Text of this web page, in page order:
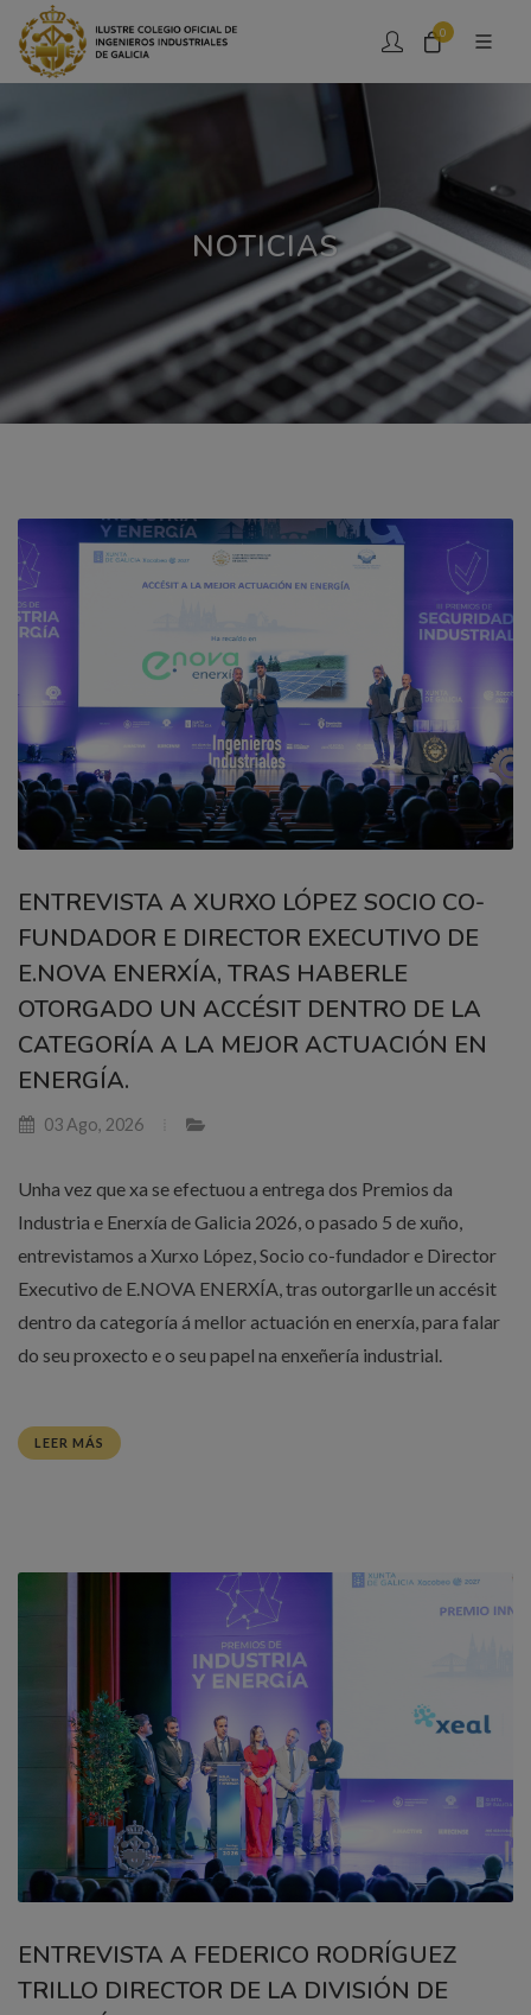
0
NOTICIAS
ENTREVISTA A XURXO LÓPEZ SOCIO CO-
FUNDADOR E DIRECTOR EXECUTIVO DE
E.NOVA ENERXÍA, TRAS HABERLE
OTORGADO UN ACCÉSIT DENTRO DE LA
CATEGORÍA A LA MEJOR ACTUACIÓN EN
ENERGÍA.
03 Ago, 2026
Unha vez que xa se efectuou a entrega dos Premios da
Industria e Enerxía de Galicia 2026, o pasado 5 de xuño,
entrevistamos a Xurxo López, Socio co-fundador e Director
Executivo de E.NOVA ENERXÍA, tras outorgarlle un accésit
dentro da categoría á mellor actuación en enerxía, para falar
do seu proxecto e o seu papel na enxeñería industrial.
LEER MÁS
ENTREVISTA A FEDERICO RODRÍGUEZ
TRILLO DIRECTOR DE LA DIVISIÓN DE